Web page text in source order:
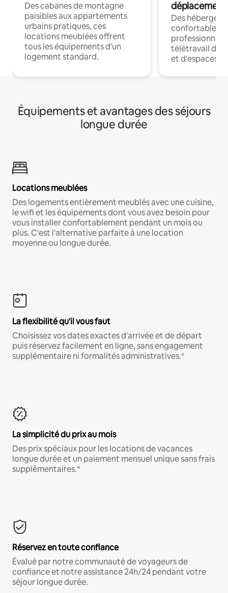
Des cabanes de montagne
paisibles aux appartements
urbains pratiques, ces
locations meublées offrent
tous les équipements d'un
logement standard.
déplacement
Des
confortables
professionnels
télétravail
et d'espaces
Équipements et avantages des séjours
longue durée
Locations meublées
Des logements entièrement meublés avec une cuisine,
le wifi et les équipements dont vous avez besoin pour
vous installer confortablement pendant un mois ou
plus. C'est l'alternative parfaite à une location
moyenne ou longue durée.
La flexibilité qu'il vous faut
Choisissez vos dates exactes d'arrivée et de départ
puis réservez facilement en ligne, sans engagement
supplémentaire ni formalités administratives.*
La simplicité du prix au mois
Des prix spéciaux pour les locations de vacances
longue durée et un paiement mensuel unique sans frais
supplémentaires.*
Réservez en toute confiance
Évalué par notre communauté de voyageurs de
confiance et notre assistance 24h/24 pendant votre
séjour longue durée.